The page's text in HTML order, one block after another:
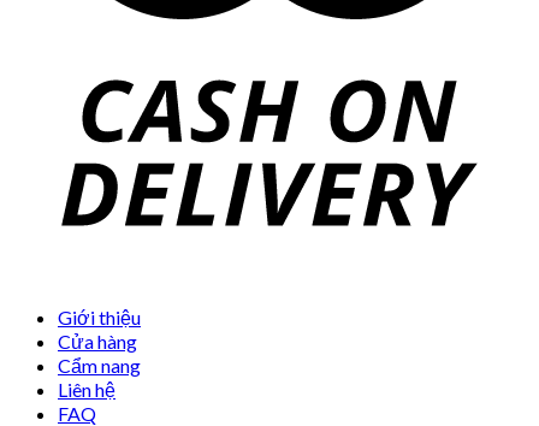
Giới thiệu
Cửa hàng
Cẩm nang
Liên hệ
FAQ